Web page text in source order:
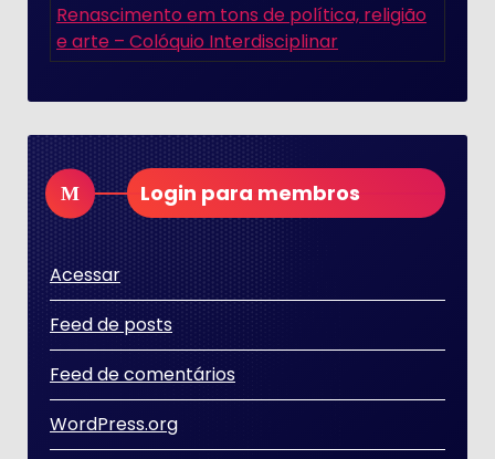
Renascimento em tons de política, religião
e arte – Colóquio Interdisciplinar
Login para membros
Acessar
Feed de posts
Feed de comentários
WordPress.org